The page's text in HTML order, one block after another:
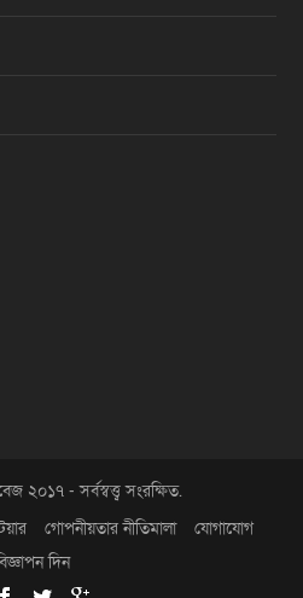
২০১৭ - সর্বস্বত্ত্ব সংরক্ষিত.
গোপনীয়তার নীতিমালা
যোগাযোগ
দিন